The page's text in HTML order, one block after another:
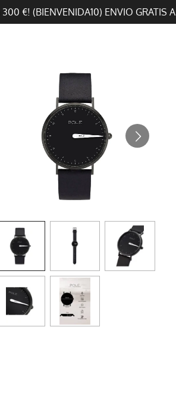
€! (BIENVENIDA10) ENVIO GRATIS